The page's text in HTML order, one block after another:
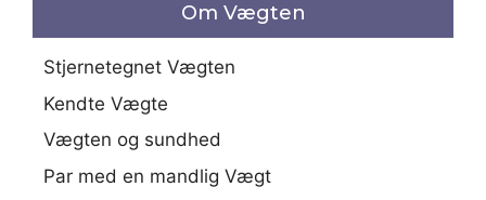
Om Vægten
Stjernetegnet Vægten
Kendte Vægte
Vægten og sundhed
Par med en mandlig Vægt